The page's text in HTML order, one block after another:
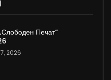
Печат“
2026